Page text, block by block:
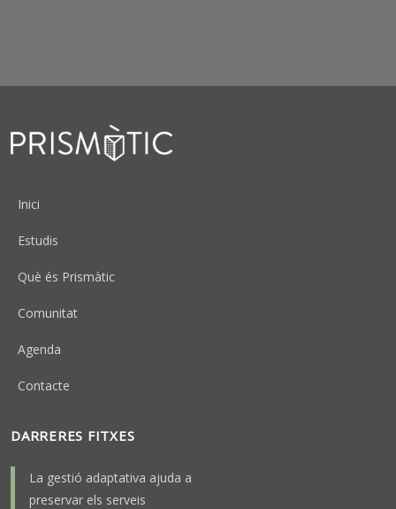
Peu
Inici
Estudis
Què és Prismàtic
Comunitat
Agenda
Contacte
DARRERES FITXES
La gestió adaptativa ajuda a
preservar els serveis